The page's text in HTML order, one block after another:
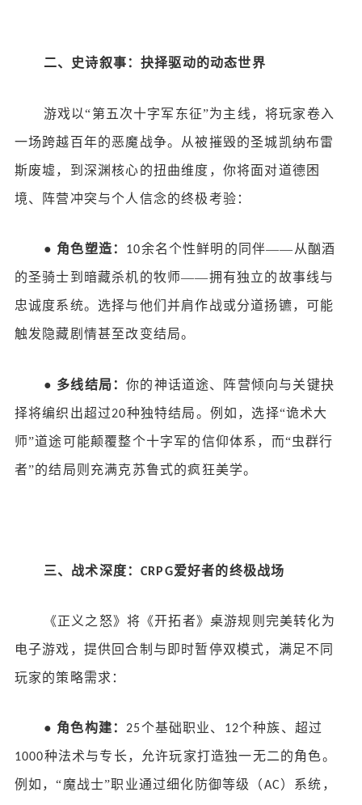
二、史诗叙事：抉择驱动的动态世界
游戏以“第五次十字军东征”为主线，将玩家卷入
一场跨越百年的恶魔战争。从被摧毁的圣城凯纳布雷
斯废墟，到深渊核心的扭曲维度，你将面对道德困
境、阵营冲突与个人信念的终极考验：
● 角色塑造： 10余名个性鲜明的同伴——从酗酒
的圣骑士到暗藏杀机的牧师——拥有独立的故事线与
忠诚度系统。选择与他们并肩作战或分道扬镳，可能
触发隐藏剧情甚至改变结局。
● 多线结局：你的神话道途、阵营倾向与关键抉
择将编织出超过20种独特结局。例如，选择“诡术大
师”道途可能颠覆整个十字军的信仰体系，而“虫群行
者”的结局则充满克苏鲁式的疯狂美学。
三、战术深度：CRPG爱好者的终极战场
《正义之怒》将《开拓者》桌游规则完美转化为
电子游戏，提供回合制与即时暂停双模式，满足不同
玩家的策略需求：
● 角色构建：25个基础职业、 12个种族、超过
1000种法术与专长，允许玩家打造独一无二的角色。
例如，“魔战士”职业通过细化防御等级（ AC ）系统，